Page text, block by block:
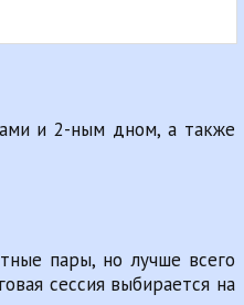
и 2-ным дном, а также
пары, но лучше всего
сессия выбирается на